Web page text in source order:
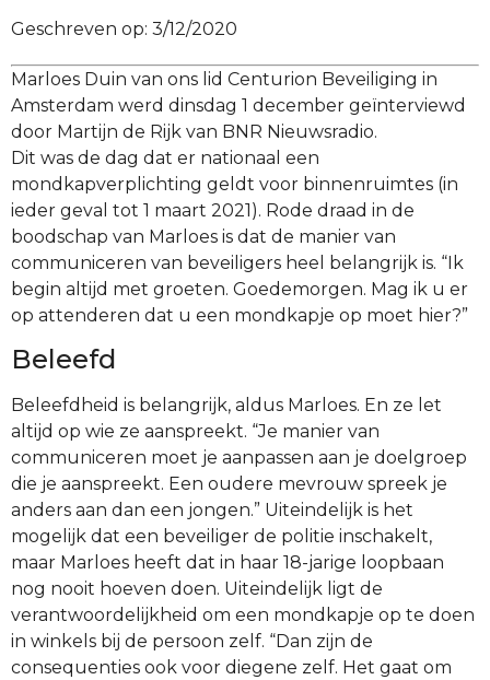
Geschreven op: 3/12/2020
Marloes Duin van ons lid Centurion Beveiliging in
Amsterdam werd dinsdag 1 december geïnterviewd
door Martijn de Rijk van BNR Nieuwsradio.
Dit was de dag dat er nationaal een
mondkapverplichting geldt voor binnenruimtes (in
ieder geval tot 1 maart 2021). Rode draad in de
boodschap van Marloes is dat de manier van
communiceren van beveiligers heel belangrijk is. “Ik
begin altijd met groeten. Goedemorgen. Mag ik u er
op attenderen dat u een mondkapje op moet hier?”
Beleefd
Beleefdheid is belangrijk, aldus Marloes. En ze let
altijd op wie ze aanspreekt. “Je manier van
communiceren moet je aanpassen aan je doelgroep
die je aanspreekt. Een oudere mevrouw spreek je
anders aan dan een jongen.” Uiteindelijk is het
mogelijk dat een beveiliger de politie inschakelt,
maar Marloes heeft dat in haar 18-jarige loopbaan
nog nooit hoeven doen. Uiteindelijk ligt de
verantwoordelijkheid om een mondkapje op te doen
in winkels bij de persoon zelf. “Dan zijn de
consequenties ook voor diegene zelf. Het gaat om